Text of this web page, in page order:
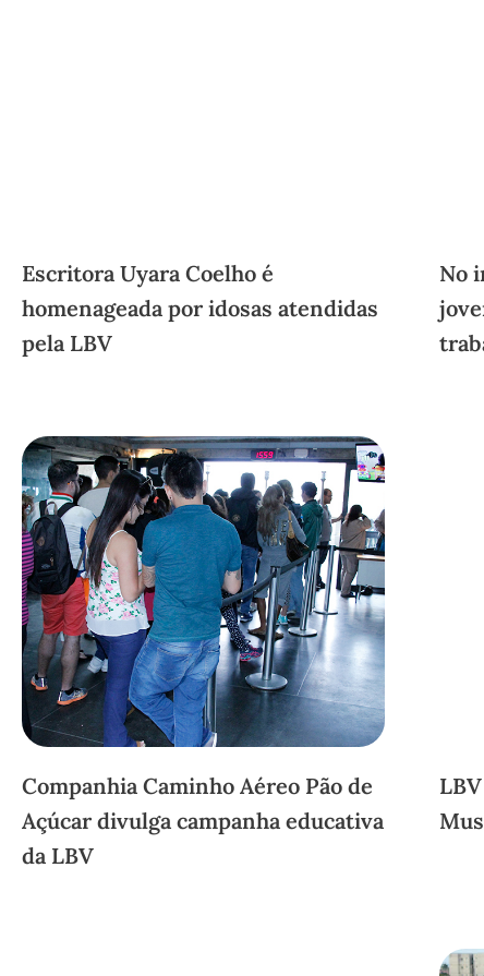
Escritora Uyara Coelho é
homenageada por idosas atendidas
pela LBV
No
Companhia Caminho Aéreo Pão de
Açúcar divulga campanha educativa
da LBV